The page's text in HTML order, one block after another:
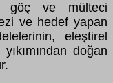
göç ve mü lteci
ve hedef yapan
eleştirel
doğan
r.